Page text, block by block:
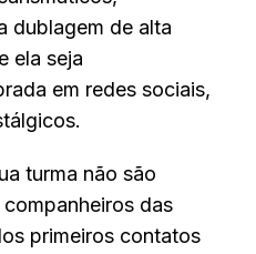
dublagem de alta
ela seja
em redes sociais,
turma não são
das
primeiros contatos